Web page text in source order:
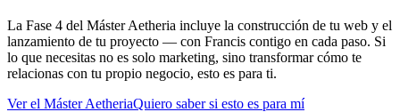
La Fase 4 del Máster Aetheria incluye la construcción de tu web y el
lanzamiento de tu proyecto — con Francis contigo en cada paso. Si
lo que necesitas no es solo marketing, sino transformar cómo te
relacionas con tu propio negocio, esto es para ti.
Ver el Máster AetheriaQuiero saber si esto es para mí